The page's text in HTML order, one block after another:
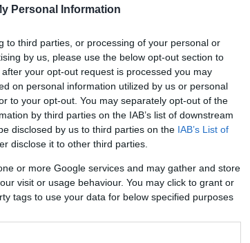
Personal Information
to third parties, or processing of your personal or
by us, please use the below opt-out section to
your opt-out request is processed you may
on personal information utilized by us or personal
to your opt-out. You may separately opt-out of the
by third parties on the IAB’s list of downstream
disclosed by us to third parties on the IAB’s List of
disclose it to other third parties.
or more Google services and may gather and store
visit or usage behaviour. You may click to grant or
tags to use your data for below specified purposes